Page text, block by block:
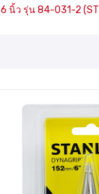
6 นิ้ว รุ่น 84-031-2